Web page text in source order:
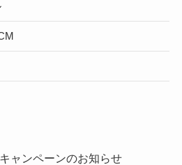
ャンペーンのお知らせ